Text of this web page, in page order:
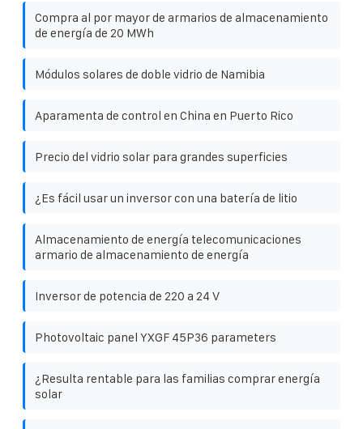
Compra al por mayor de armarios de almacenamiento
de energía de 20 MWh
Módulos solares de doble vidrio de Namibia
Aparamenta de control en China en Puerto Rico
Precio del vidrio solar para grandes superficies
¿Es fácil usar un inversor con una batería de litio
Almacenamiento de energía telecomunicaciones
armario de almacenamiento de energía
Inversor de potencia de 220 a 24 V
Photovoltaic panel YXGF 45P36 parameters
¿Resulta rentable para las familias comprar energía
solar